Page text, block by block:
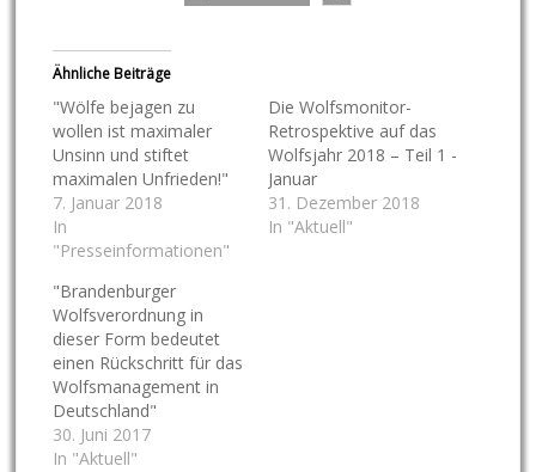
Ähnliche Beiträge
"Wölfe bejagen zu
wollen ist maximaler
Unsinn und stiftet
maximalen Unfrieden!"
7. Januar 2018
In
"Presseinformationen"
Die Wolfsmonitor-
Retrospektive auf das
Wolfsjahr 2018 – Teil 1 -
Januar
31. Dezember 2018
In "Aktuell"
"Brandenburger
Wolfsverordnung in
dieser Form bedeutet
einen Rückschritt für das
Wolfsmanagement in
Deutschland"
30. Juni 2017
In "Aktuell"